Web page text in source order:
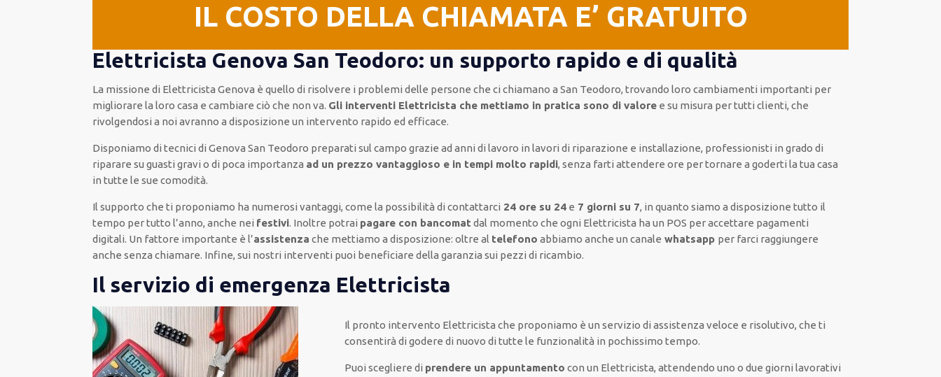
IL COSTO DELLA CHIAMATA E’ GRATUITO
Elettricista Genova San Teodoro: un supporto rapido e di qualità
La missione di Elettricista Genova è quello di risolvere i problemi delle persone checi chiamano a San Teodoro, trovando lorocambiamenti importanti per
migliorare la loro casa e cambiare ciò che non va. Gli interventi Elettricista che mettiamo in pratica sono di valore esu misura per tutti clienti, che
rivolgendosi a noi avranno a disposizione un intervento rapido ed efficace.
Disponiamo ditecnici di Genova San Teodoro preparati sul campo grazie ad anni di lavoro in lavori di riparazione e installazione, professionisti in grado di
riparare su guasti gravi o di poca importanza ad un prezzo vantaggioso e in tempi molto rapidi, senza fartiattendere ore per tornare a goderti la tua casa
in tutte le sue comodità.
Il supporto che ti proponiamo ha numerosi vantaggi, come la possibilità di contattarci 24 ore su 24 e 7 giorni su 7, in quanto siamo a disposizionetutto il
tempo pertutto l’anno, anche nei festivi. Inoltre potrai pagare con bancomat dal momento che ogni Elettricista haun POS per accettare pagamenti
digitali. Un fattore importante è l’assistenza che mettiamo a disposizione: oltre al telefono abbiamo anche uncanale whatsapp per farci raggiungere
anche senza chiamare. Infine,sui nostri interventi puoi beneficiare dellagaranzia sui pezzi di ricambio.
Il servizio di emergenza Elettricista
Il pronto intervento Elettricista che proponiamo è un servizio di assistenza veloce e risolutivo, che ti
consentirà di godere di nuovo di tutte le funzionalità in pochissimo tempo.
Puoi scegliere di prendereun appuntamento con un Elettricista, attendendo uno o due giorni lavorativi